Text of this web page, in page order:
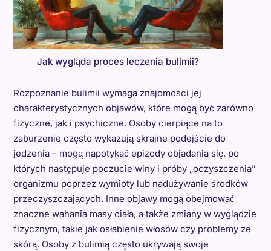
Jak wygląda proces leczenia bulimii?
Rozpoznanie bulimii wymaga znajomości jej
charakterystycznych objawów, które mogą być zarówno
fizyczne, jak i psychiczne. Osoby cierpiące na to
zaburzenie często wykazują skrajne podejście do
jedzenia – mogą napotykać epizody objadania się, po
których następuje poczucie winy i próby „oczyszczenia”
organizmu poprzez wymioty lub nadużywanie środków
przeczyszczających. Inne objawy mogą obejmować
znaczne wahania masy ciała, a także zmiany w wyglądzie
fizycznym, takie jak osłabienie włosów czy problemy ze
skórą. Osoby z bulimią często ukrywają swoje